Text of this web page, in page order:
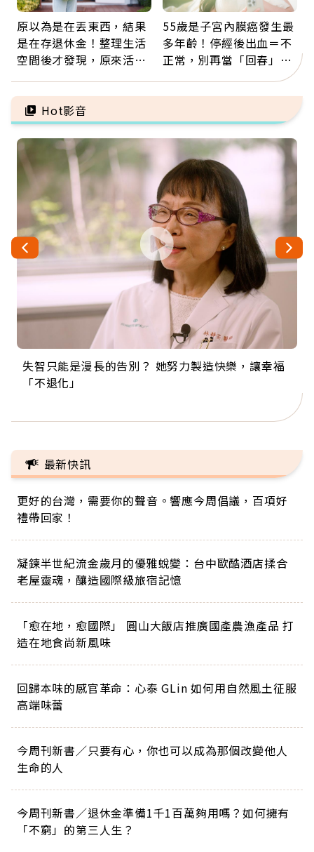
原以為是在丟東西，結果
是在存退休金！整理生活
空間後才發現，原來活得
55歲是子宮內膜癌發生最
多年齡！停經後出血＝不
正常，別再當「回春」…
每年3檢查保命：早期治
癒率達9成5
Hot影音
失智只能是漫長的告別？ 她努力製造快樂，讓幸福
「不退化」
來自剛果的巧克力神父 為台灣奉獻36年 「台灣是我
的家，我連作夢都講台語！」
63歲卸矽谷副總、搬回台灣找快樂！「蛋黃哥小
丑」走進安養院，逗樂上萬爺奶：退休後才開始真
104歲打破金氏世界紀錄 成為全球最年長羽球選
手，分享長壽的秘密原來是「這個」
事業巔峰他選擇追夢…黑手阿伯拉小提琴還登上小
巨蛋！連CNN都大讚！
最新快訊
更好的台灣，需要你的聲音。響應今周倡議，百項好
禮帶回家！
凝鍊半世紀流金歲月的優雅蛻變：台中歐酷酒店揉合
老屋靈魂，釀造國際級旅宿記憶
「愈在地，愈國際」 圓山大飯店推廣國產農漁產品 打
造在地食尚新風味
回歸本味的感官革命：心泰 GLin 如何用自然風土征服
高端味蕾
今周刊新書／只要有心，你也可以成為那個改變他人
生命的人
今周刊新書／退休金準備1千1百萬夠用嗎？如何擁有
「不窮」的第三人生？